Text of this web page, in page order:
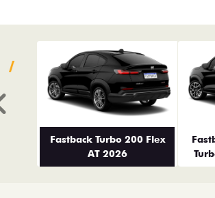
Fastback Turbo 200 Flex
AT 2026
Anterior